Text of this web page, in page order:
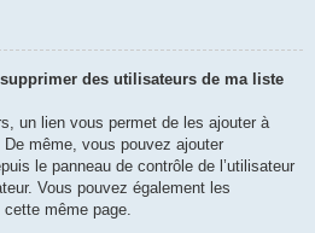
des utilisateurs de ma liste
un lien vous permet de les ajouter à
De même, vous pouvez ajouter
le panneau de contrôle de l’utilisateur
Vous pouvez également les
même page.